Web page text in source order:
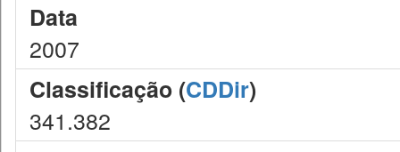
Data
2007
Classificação (CDDir)
341.382